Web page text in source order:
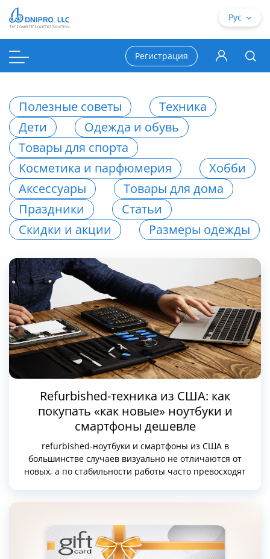
Полезные советы
Техника
Дети
Одежда и обувь
Товары для спорта
Косметика и парфюмерия
Хобби
Аксессуары
Товары для дома
Праздники
Статьи
Скидки и акции
Размеры одежды
Refurbished-техника из США: как
покупать «как новые» ноутбуки и
смартфоны дешевле
refurbished-ноутбуки и смартфоны из США в
большинстве случаев визуально не отличаются от
новых, а по стабильности работы часто превосходят
Рус
Регистрация